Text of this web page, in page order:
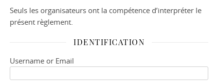
Seuls les organisateurs ont la compétence d’interpréter le
présent règlement.
IDENTIFICATION
Username or Email